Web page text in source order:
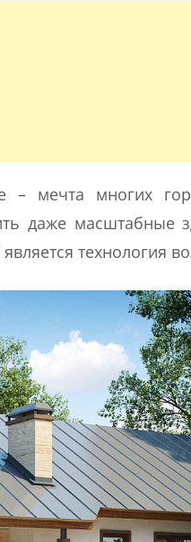
мечта многих
даже масштабные
технология